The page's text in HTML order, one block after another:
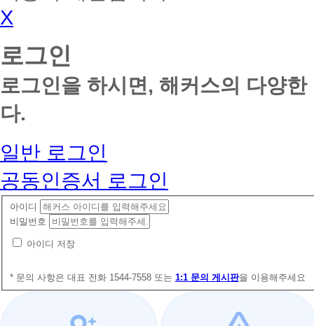
X
로그인
로그인을 하시면, 해커스의 다양
다.
일반 로그인
공동인증서 로그인
아이디
비밀번호
아이디 저장
* 문의 사항은 대표 전화 1544-7558 또는 1:1 문의 게시판을 이용해주세요